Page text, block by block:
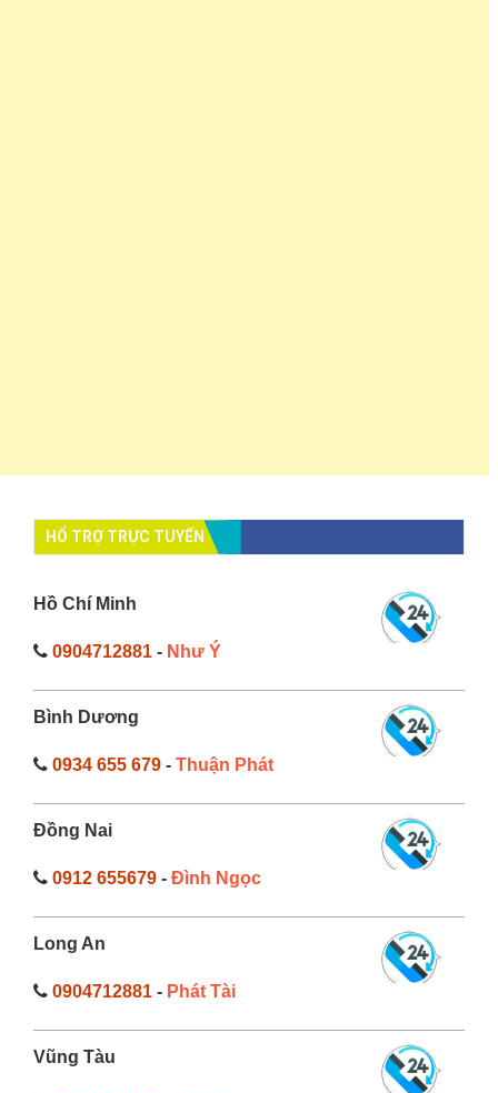
HỔ TRỢ TRỰC TUYẾN
Hồ Chí Minh
0904712881 - Như Ý
Bình Dương
0934 655 679 - Thuận Phát
Đồng Nai
0912 655679 - Đình Ngọc
Long An
0904712881 - Phát Tài
Vũng Tàu